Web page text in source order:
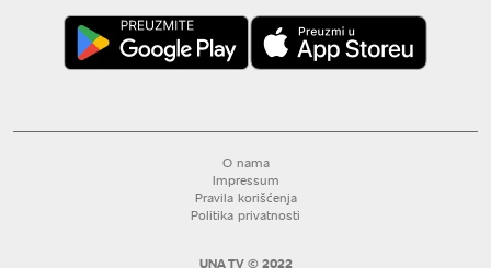
O nama
Impressum
Pravila korišćenja
Politika privatnosti
UNA TV © 2022